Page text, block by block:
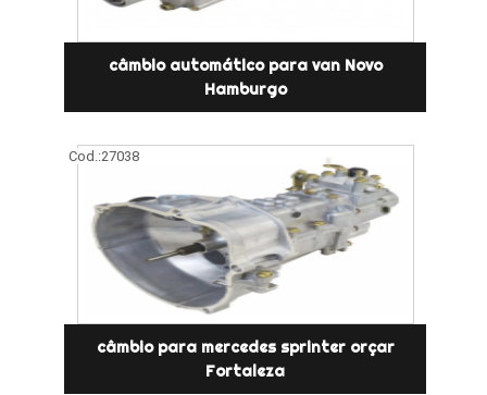
câmbio automático para van Novo
Hamburgo
Cod.:27038
câmbio para mercedes sprinter orçar
Fortaleza